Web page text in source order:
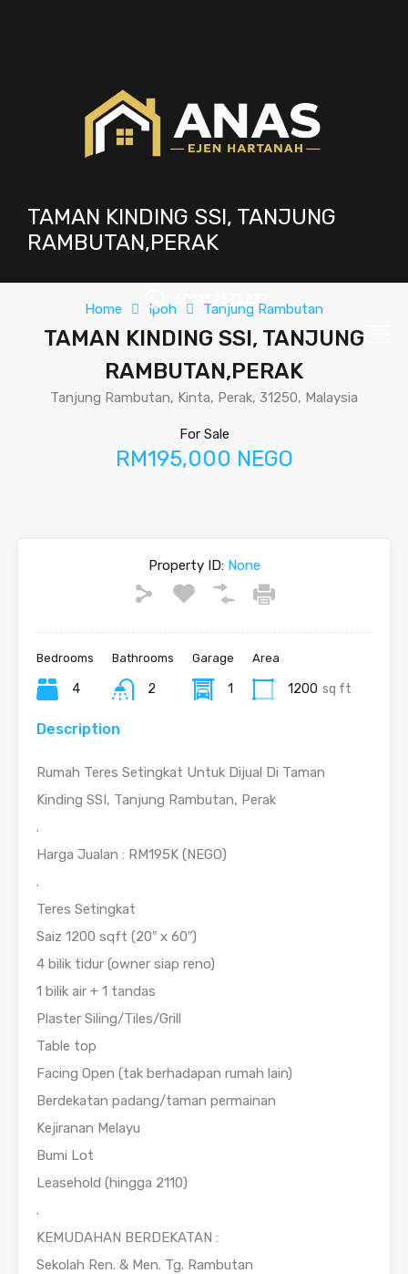
TAMAN KINDING SSI, TANJUNG
RAMBUTAN,PERAK
Home Ipoh Tanjung Rambutan
TAMAN KINDING SSI, TANJUNG
RAMBUTAN,PERAK
Tanjung Rambutan, Kinta, Perak, 31250, Malaysia
For Sale
RM195,000 NEGO
Property ID:None
Bedrooms
4
Bathrooms
2
Garage
1
Area
1200 sq ft
Description
Rumah Teres Setingkat Untuk Dijual Di Taman
Kinding SSI, Tanjung Rambutan, Perak
.
Harga Jualan : RM195K (NEGO)
.
Teres Setingkat
Saiz 1200 sqft (20″ x 60″)
4 bilik tidur (owner siap reno)
1 bilik air + 1 tandas
Plaster Siling/Tiles/Grill
Table top
Facing Open (tak berhadapan rumah lain)
Berdekatan padang/taman permainan
Kejiranan Melayu
Bumi Lot
Leasehold (hingga 2110)
.
KEMUDAHAN BERDEKATAN :
Sekolah Ren. & Men. Tg. Rambutan